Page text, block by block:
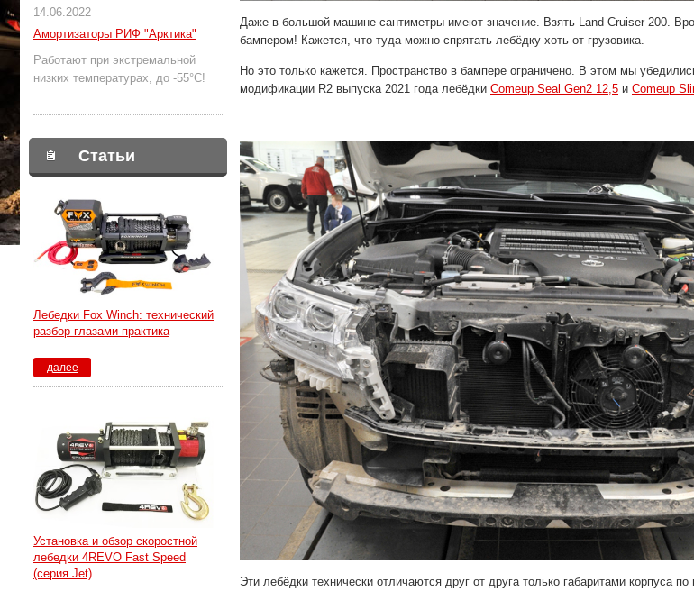
14.06.2022
Амортизаторы РИФ "Арктика"
Работают при экстремальной
низких температурах, до -55°С!
Статьи
Лебедки Fox Winch: технический
разбор глазами практика
далее
Установка и обзор скоростной
лебедки 4REVO Fast Speed
(серия Jet)
Даже в большой машине сантиметры имеют значение. Взять Land Cruiser 200.
бампером! Кажется, что туда можно спрятать лебёдку хоть от грузовика.
Но это только кажется. Пространство в бампере ограничено. В этом мы
модификации R2 выпуска 2021 года лебёдки Comeup Seal Gen2 12,5 и Comeup
Эти лебёдки технически отличаются друг от друга только габаритами корпуса